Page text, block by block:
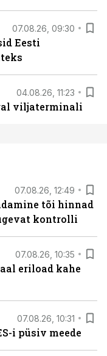
07.08.26, 09:30
Eesti
04.08.26, 11:23
viljaterminali
07.08.26, 12:49
tõi hinnad
kontrolli
07.08.26, 10:35
eriload kahe
07.08.26, 10:31
i püsiv meede